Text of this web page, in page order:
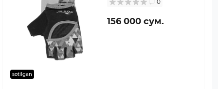
sotilgan
0
156 000 сум.